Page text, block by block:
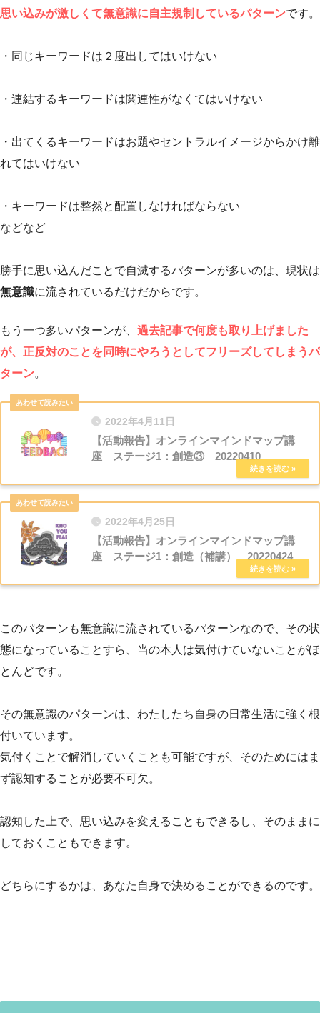
思い込みが激しくて無意識に自主規制しているパターンです。
・同じキーワードは２度出してはいけない
・連結するキーワードは関連性がなくてはいけない
・出てくるキーワードはお題やセントラルイメージからかけ離
れてはいけない
・キーワードは整然と配置しなければならない
などなど
勝手に思い込んだことで自滅するパターンが多いのは、現状は
無意識に流されているだけだからです。
もう一つ多いパターンが、 過去記事で何度も取り上げました
が、正反対のことを同時にやろうとしてフリーズしてしまうパ
ターン。
2022年4月11日
【活動報告】オンラインマインドマップ講
座 ステージ1：創造③ 20220410
2022年4月25日
【活動報告】オンラインマインドマップ講
座 ステージ1：創造（補講） 20220424
このパターンも無意識に流されているパターンなので、その状
態になっていることすら、当の本人は気付けていないことがほ
とんどです。
その無意識のパターンは、わたしたち自身の日常生活に強く根
付いています。
気付くことで解消していくことも可能ですが、そのためにはま
ず認知することが必要不可欠。
認知した上で、思い込みを変えることもできるし、そのままに
しておくこともできます。
どちらにするかは、あなた自身で決めることができるのです。